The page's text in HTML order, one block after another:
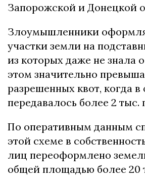
Запорожской и Донецкой
Злоумышленники
участки земли на
из которых даже не знала
этом значительно
разрешенных квот, когда в
передавалось более 2 тыс.
По оперативным данным
этой схеме в
лиц переоформлено
общей площадью более 20